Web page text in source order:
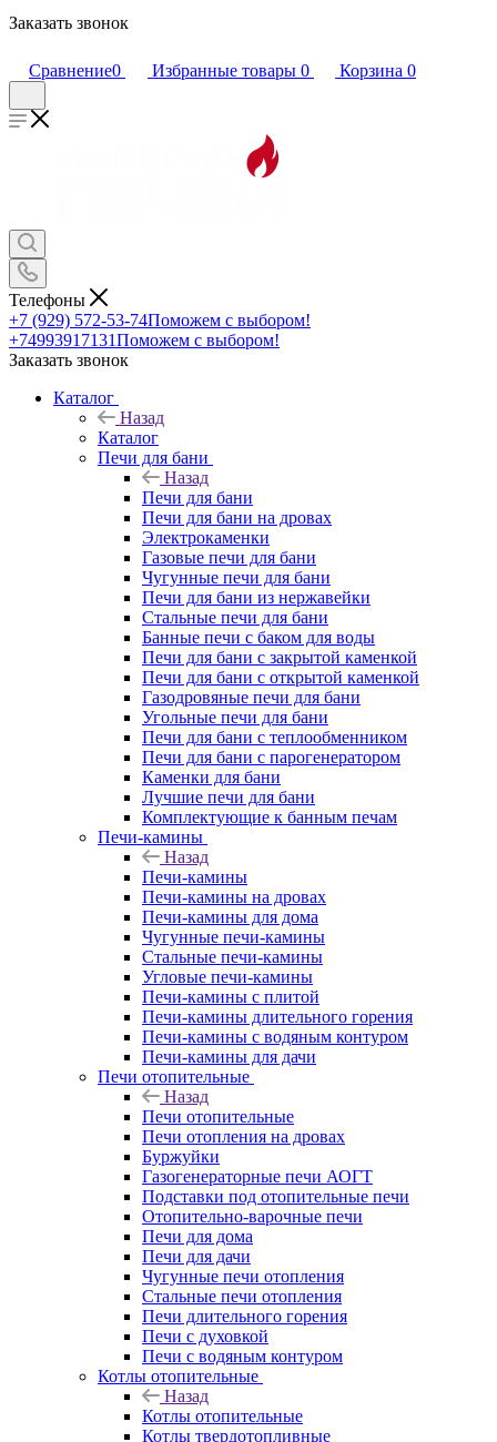
Заказать звонок
Сравнение0 Избранные товары 0 Корзина 0
Телефоны
+7 (929) 572-53-74Поможем с выбором!
+74993917131Поможем с выбором!
Заказать звонок
Каталог
Назад
Каталог
Печи для бани
Назад
Печи для бани
Печи для бани на дровах
Электрокаменки
Газовые печи для бани
Чугунные печи для бани
Печи для бани из нержавейки
Стальные печи для бани
Банные печи с баком для воды
Печи для бани с закрытой каменкой
Печи для бани с открытой каменкой
Газодровяные печи для бани
Угольные печи для бани
Печи для бани с теплообменником
Печи для бани с парогенератором
Каменки для бани
Лучшие печи для бани
Комплектующие к банным печам
Печи-камины
Назад
Печи-камины
Печи-камины на дровах
Печи-камины для дома
Чугунные печи-камины
Стальные печи-камины
Угловые печи-камины
Печи-камины с плитой
Печи-камины длительного горения
Печи-камины с водяным контуром
Печи-камины для дачи
Печи отопительные
Назад
Печи отопительные
Печи отопления на дровах
Буржуйки
Газогенераторные печи АОГТ
Подставки под отопительные печи
Отопительно-варочные печи
Печи для дома
Печи для дачи
Чугунные печи отопления
Стальные печи отопления
Печи длительного горения
Печи с духовкой
Печи с водяным контуром
Котлы отопительные
Назад
Котлы отопительные
Котлы твердотопливные